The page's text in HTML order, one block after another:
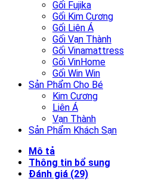
Gối Fujika
Gối Kim Cương
Gối Liên Á
Gối Vạn Thành
Gối Vinamattress
Gối VinHome
Gối Win Win
Sản Phẩm Cho Bé
Kim Cương
Liên Á
Vạn Thành
Sản Phẩm Khách Sạn
Mô tả
Thông tin bổ sung
Đánh giá (29)